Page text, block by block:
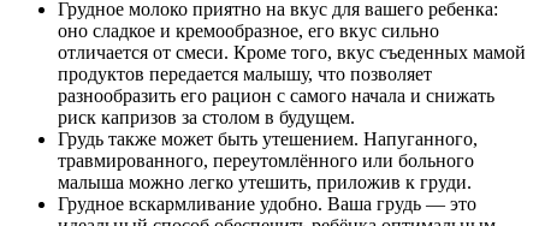
Грудное молоко приятно на вкус для вашего ребенка:
оно сладкое и кремообразное, его вкус сильно
отличается от смеси. Кроме того, вкус съеденных мамой
продуктов передается малышу, что позволяет
разнообразить его рацион с самого начала и снижать
риск капризов за столом в будущем.
Грудь также может быть утешением. Напуганного,
травмированного, переутомлённого или больного
малыша можно легко утешить, приложив к груди.
Грудное вскармливание удобно. Ваша грудь — это